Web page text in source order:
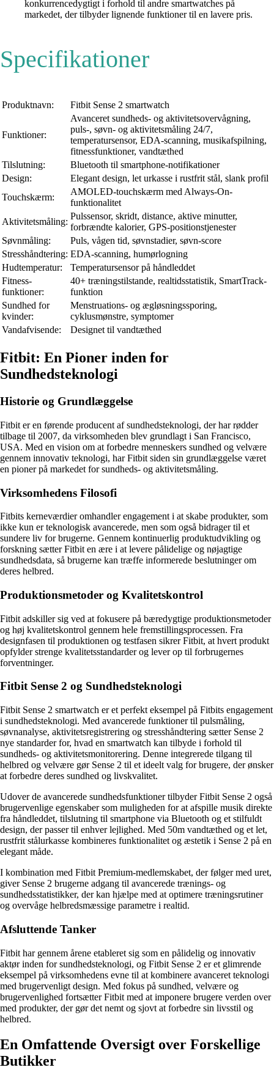
konkurrencedygtigt i forhold til andre smartwatches på
markedet, der tilbyder lignende funktioner til en lavere pris.
Specifikationer
Produktnavn: Fitbit Sense 2 smartwatch
Funktioner:
Avanceret sundheds- og aktivitetsovervågning,
puls-, søvn- og aktivitetsmåling 24/7,
temperatursensor, EDA-scanning, musikafspilning,
fitnessfunktioner, vandtæthed
Tilslutning:
Bluetooth til smartphone-notifikationer
Design:
Elegant design, let urkasse i rustfrit stål, slank profil
Touchskærm:
AMOLED-touchskærm med Always-On-
funktionalitet
Aktivitetsmåling:
Pulssensor, skridt, distance, aktive minutter,
forbrændte kalorier, GPS-positionstjenester
Søvnmåling:
Puls, vågen tid, søvnstadier, søvn-score
Stresshåndtering: EDA-scanning, humørlogning
Hudtemperatur:
Temperatursensor på håndleddet
Fitness-
funktioner:
40+ træningstilstande, realtidsstatistik, SmartTrack-
funktion
Sundhed for
kvinder:
Menstruations- og ægløsningssporing,
cyklusmønstre, symptomer
Vandafvisende:
Designet til vandtæthed
Fitbit: En Pioner inden for
Sundhedsteknologi
Historie og Grundlæggelse
Fitbit er en førende producent af sundhedsteknologi, der har rødder
tilbage til 2007, da virksomheden blev grundlagt i San Francisco,
USA. Med en vision om at forbedre menneskers sundhed og velvære
gennem innovativ teknologi, har Fitbit siden sin grundlæggelse været
en pioner på markedet for sundheds- og aktivitetsmåling.
Virksomhedens Filosofi
Fitbits kerneværdier omhandler engagement i at skabe produkter, som
ikke kun er teknologisk avancerede, men som også bidrager til et
sundere liv for brugerne. Gennem kontinuerlig produktudvikling og
forskning sætter Fitbit en ære i at levere pålidelige og nøjagtige
sundhedsdata, så brugerne kan træffe informerede beslutninger om
deres helbred.
Produktionsmetoder og Kvalitetskontrol
Fitbit adskiller sig ved at fokusere på bæredygtige produktionsmetoder
og høj kvalitetskontrol gennem hele fremstillingsprocessen. Fra
designfasen til produktionen og testfasen sikrer Fitbit, at hvert produkt
opfylder strenge kvalitetsstandarder og lever op til forbrugernes
forventninger.
Fitbit Sense 2 og Sundhedsteknologi
Fitbit Sense 2 smartwatch er et perfekt eksempel på Fitbits engagement
i sundhedsteknologi. Med avancerede funktioner til pulsmåling,
søvnanalyse, aktivitetsregistrering og stresshåndtering sætter Sense 2
nye standarder for, hvad en smartwatch kan tilbyde i forhold til
sundheds- og aktivitetsmonitorering. Denne integrerede tilgang til
helbred og velvære gør Sense 2 til et ideelt valg for brugere, der ønsker
at forbedre deres sundhed og livskvalitet.
Udover de avancerede sundhedsfunktioner tilbyder Fitbit Sense 2 også
brugervenlige egenskaber som muligheden for at afspille musik direkte
fra håndleddet, tilslutning til smartphone via Bluetooth og et stilfuldt
design, der passer til enhver lejlighed. Med 50m vandtæthed og et let,
rustfrit stålurkasse kombineres funktionalitet og æstetik i Sense 2 på en
elegant måde.
I kombination med Fitbit Premium-medlemskabet, der følger med uret,
giver Sense 2 brugerne adgang til avancerede trænings- og
sundhedsstatistikker, der kan hjælpe med at optimere træningsrutiner
og overvåge helbredsmæssige parametre i realtid.
Afsluttende Tanker
Fitbit har gennem årene etableret sig som en pålidelig og innovativ
aktør inden for sundhedsteknologi, og Fitbit Sense 2 er et glimrende
eksempel på virksomhedens evne til at kombinere avanceret teknologi
med brugervenligt design. Med fokus på sundhed, velvære og
brugervenlighed fortsætter Fitbit med at imponere brugere verden over
med produkter, der gør det nemt og sjovt at forbedre sin livsstil og
helbred.
En Omfattende Oversigt over Forskellige
Butikker